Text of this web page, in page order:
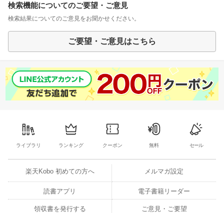
検索機能についてのご要望・ご意見
検索結果についてのご意見をお聞かせください。
ご要望・ご意見はこちら
ライブラリ ランキング クーポン 無料 セール
楽天Kobo 初めての方へ メルマガ設定
読書アプリ 電子書籍リーダー
領収書を発行する ご意見・ご要望